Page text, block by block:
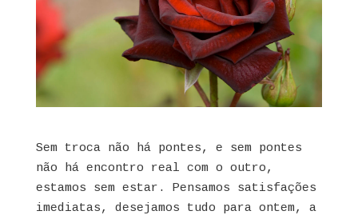
Sem troca não há pontes, e sem pontes
não há encontro real com o outro,
estamos sem estar. Pensamos satisfações
imediatas, desejamos tudo para ontem, a